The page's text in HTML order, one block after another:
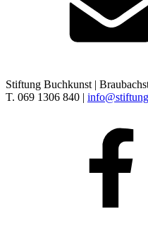
Stiftung Buchkunst |
T. 069 1306 840 |